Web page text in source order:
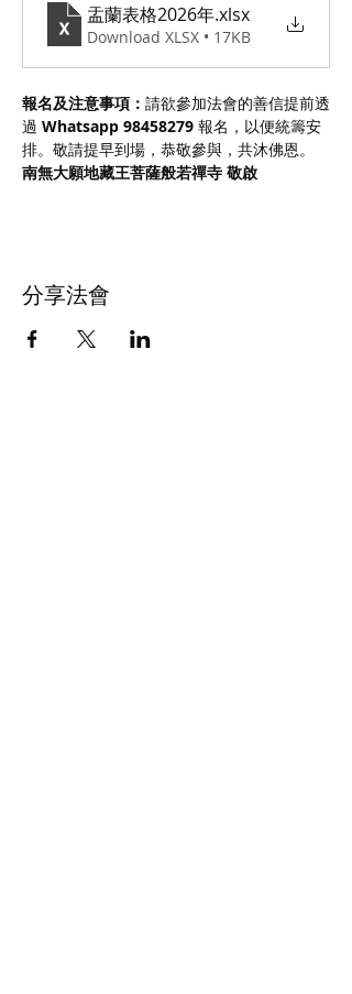
盂蘭表格2026年.xlsx
Download XLSX • 17KB
報名及注意事項： 請欲參加法會的善信提前透
過 Whatsapp 98458279 報名，以便統籌安
排。敬請提早到場，恭敬參與，共沐佛恩。
南無大願地藏王菩薩般若禪寺 敬啟
分享法會